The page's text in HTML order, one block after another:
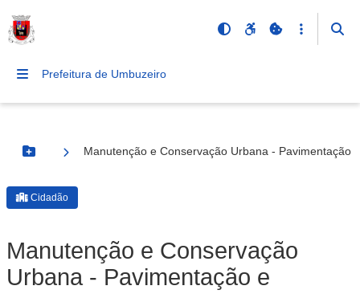
Prefeitura de Umbuzeiro
Botão Menu
Manutenção e Conservação Urbana - Pavimentação
Cidadão
Manutenção e Conservação
Urbana - Pavimentação e